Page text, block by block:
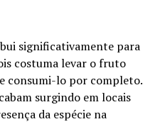
significativamente para
costuma levar o fruto
consumi-lo por completo.
surgindo em locais
da espécie na